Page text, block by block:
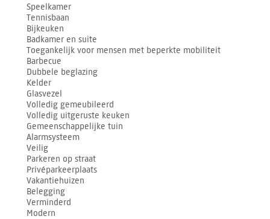
Speelkamer
Tennisbaan
Bijkeuken
Badkamer en suite
Toegankelijk voor mensen met beperkte mobiliteit
Barbecue
Dubbele beglazing
Kelder
Glasvezel
Volledig gemeubileerd
Volledig uitgeruste keuken
Gemeenschappelijke tuin
Alarmsysteem
Veilig
Parkeren op straat
Privéparkeerplaats
Vakantiehuizen
Belegging
Verminderd
Modern